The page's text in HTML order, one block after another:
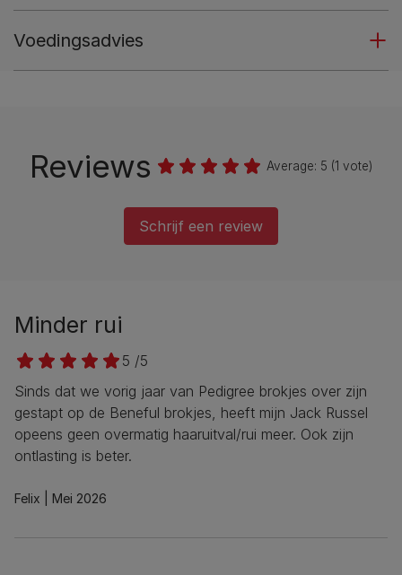
Voedingsadvies
Reviews Average: 5 (1 vote)
Schrijf een review
Minder rui
5 /5
Sinds dat we vorig jaar van Pedigree brokjes over zijn
gestapt op de Beneful brokjes, heeft mijn Jack Russel
opeens geen overmatig haaruitval/rui meer. Ook zijn
ontlasting is beter.
Felix Mei 2026